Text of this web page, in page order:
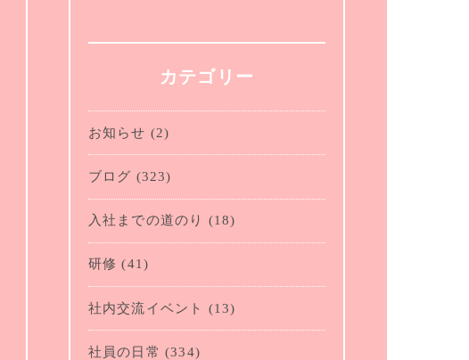
カテゴリー
お知らせ (2)
ブログ (323)
入社までの道のり (18)
研修 (41)
社内交流イベント (13)
社員の日常 (334)